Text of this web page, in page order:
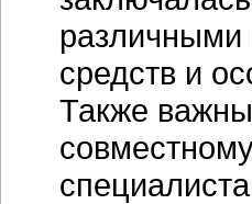
различными
средств и
Также